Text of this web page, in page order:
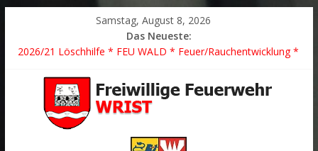
Samstag, August 8, 2026
Das Neueste:
2026/21 Löschhilfe * FEU WALD * Feuer/Rauchentwicklung *
2026/24 * TH G Y * PKW überschlagen *
2026/23 TH K Y * Person in festsitzendem Aufzug *
2026/22 TH Y * VU * 1 Person klemmt * Hingstheide
Der schönste Einsatz des Jahres 2026